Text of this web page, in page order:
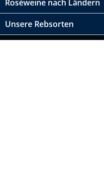
Roséweine nach Ländern
Unsere Rebsorten